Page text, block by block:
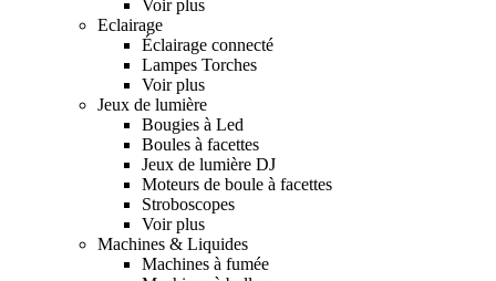
Voir plus
Eclairage
Éclairage connecté
Lampes Torches
Voir plus
Jeux de lumière
Bougies à Led
Boules à facettes
Jeux de lumière DJ
Moteurs de boule à facettes
Stroboscopes
Voir plus
Machines & Liquides
Machines à fumée